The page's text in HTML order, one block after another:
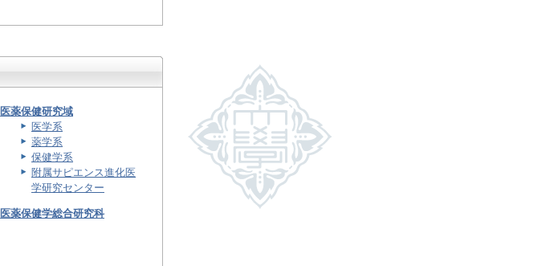
医薬保健研究域
医学系
薬学系
保健学系
附属サピエンス進化医
学研究センター
医薬保健学総合研究科